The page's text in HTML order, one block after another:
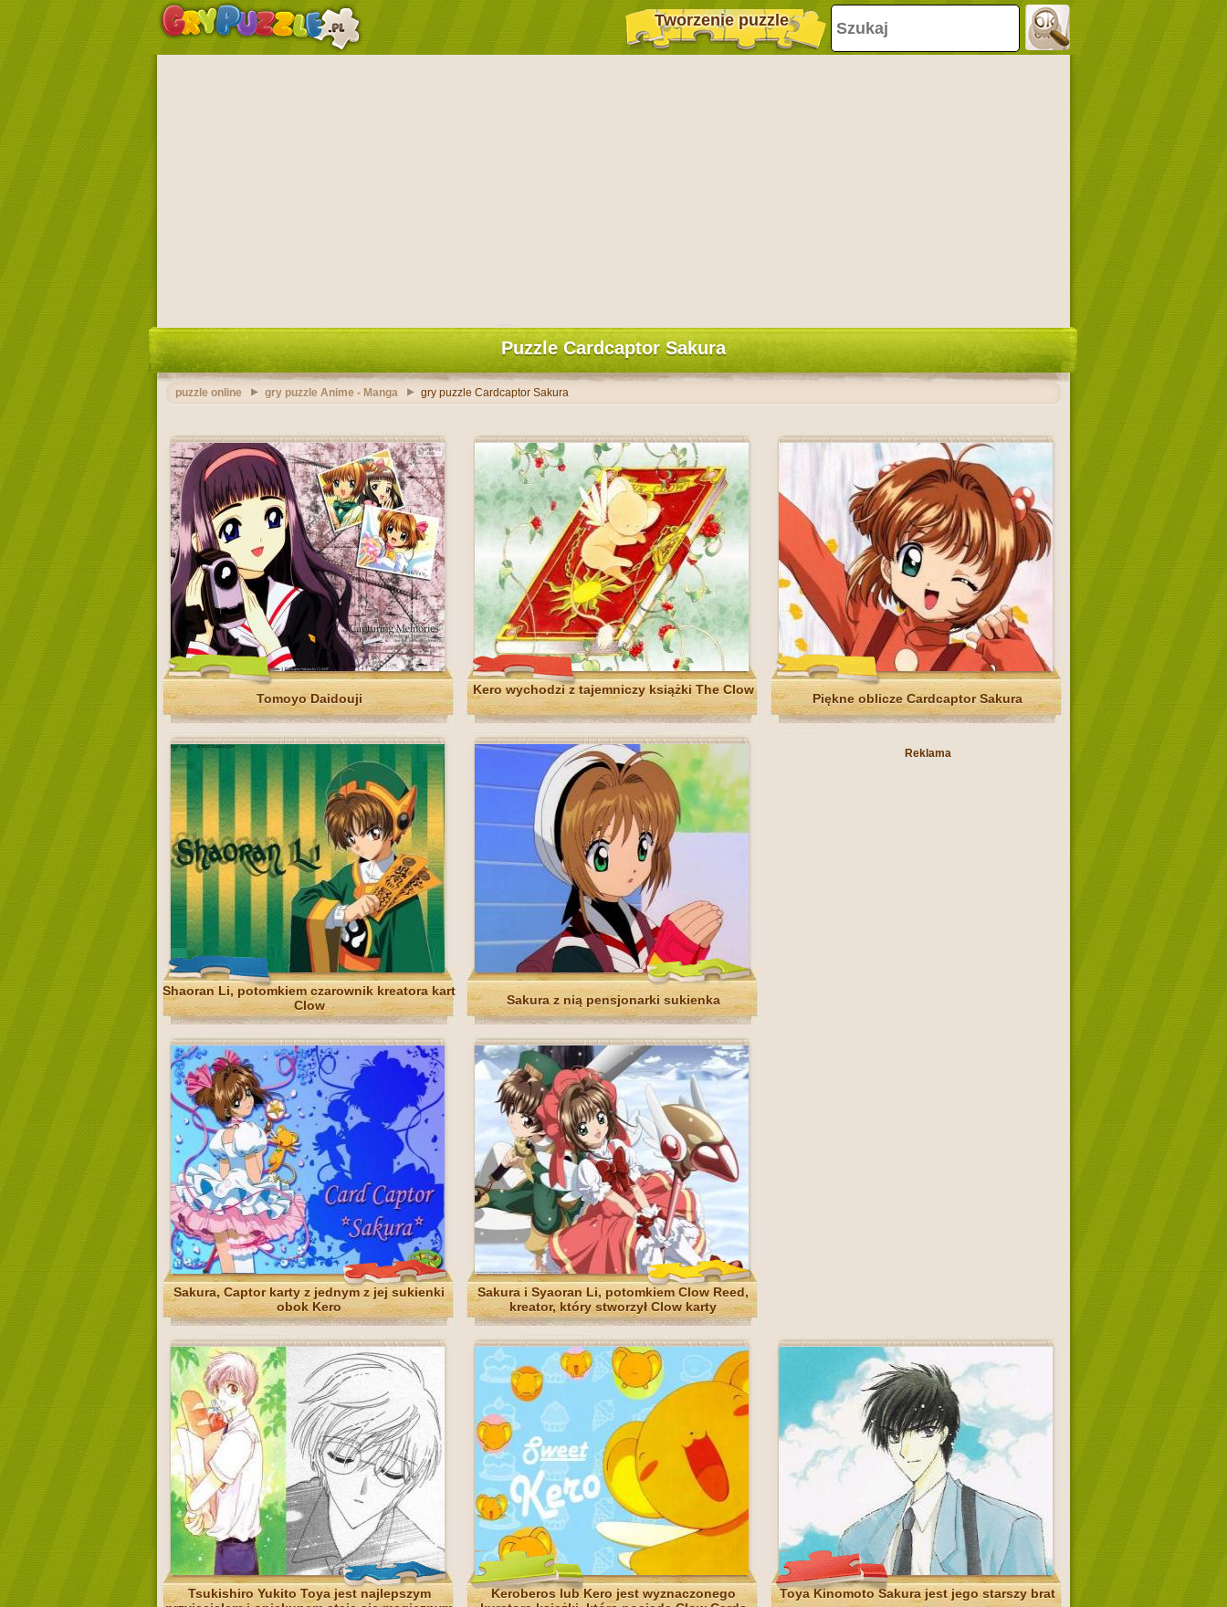
Tworzenie puzzle
Puzzle Cardcaptor Sakura
puzzle online gry puzzle Anime - Manga gry puzzle Cardcaptor Sakura
Tomoyo Daidouji
Kero wychodzi z tajemniczy książki The Clow
Piękne oblicze Cardcaptor Sakura
Shaoran Li, potomkiem czarownik kreatora kart
Clow
Sakura z nią pensjonarki sukienka
Reklama
Sakura, Captor karty z jednym z jej sukienki
obok Kero
Sakura i Syaoran Li, potomkiem Clow Reed,
kreator, który stworzył Clow karty
Tsukishiro Yukito Toya jest najlepszym
Keroberos lub Kero jest wyznaczonego
Toya Kinomoto Sakura jest jego starszy brat